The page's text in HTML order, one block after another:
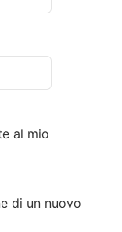
al mio
di un nuovo